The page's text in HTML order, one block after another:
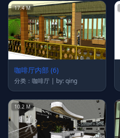
17.4 M
咖啡厅内部 (6)
分类：咖啡厅 | by: qing
10.2 M